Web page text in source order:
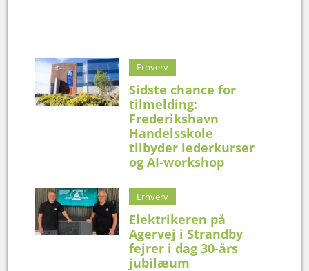
Erhverv
Sidste chance for
tilmelding:
Frederikshavn
Handelsskole
tilbyder lederkurser
og AI-workshop
Erhverv
Elektrikeren på
Agervej i Strandby
fejrer i dag 30-års
jubilæum